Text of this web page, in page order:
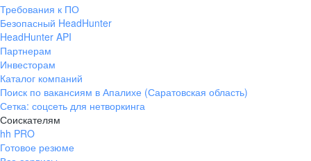
Требования к ПО
Безопасный HeadHunter
HeadHunter API
Партнерам
Инвесторам
Каталог компаний
Поиск по вакансиям в Апалихе (Саратовская область)
Сетка: соцсеть для нетворкинга
Соискателям
hh PRO
Готовое резюме